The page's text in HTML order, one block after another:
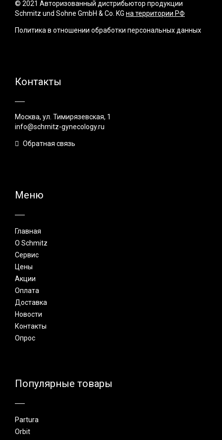
© 2021 Авторизованный дистрибьютор продукции
Schmitz und Sohne GmbH & Co. KG на территории РФ
Политика в отношении обработки персональных данных
Контакты
Москва, ул. Тимирязевская, 1
info@schmitz-gynecology.ru
Обратная связь
Меню
Главная
О Schmitz
Сервис
Цены
Акции
Оплата
Доставка
Новости
Контакты
Опрос
Популярные товары
Partura
Orbit